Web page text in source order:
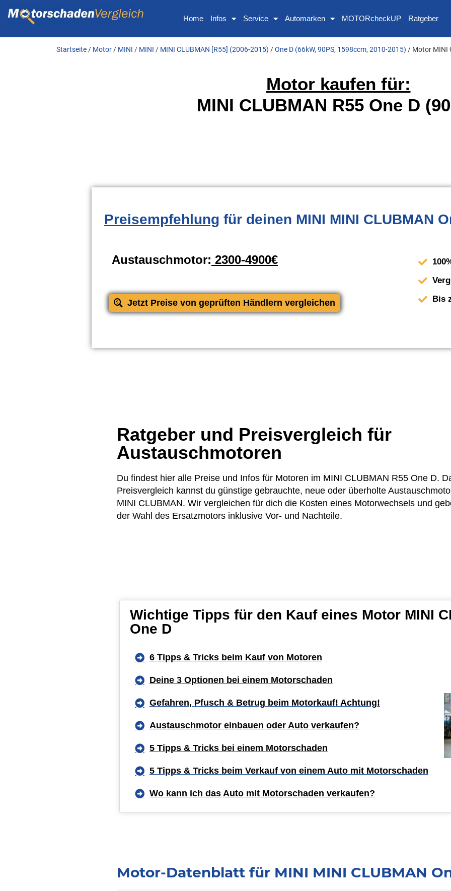
Home Infos Service Automarken MOTORcheckUP Ratgeber
Startseite / Motor / MINI / MINI / MINI CLUBMAN [R55] (2006-2015) /One D (66kW, 90PS, 1598ccm, 2010-2015) / Motor MINI
Motor kaufen für:
MINI CLUBMAN R55 One D
Preisempfehlung für deinen MINI MINI CLUBMAN
Austauschmotor: 2300-4900€
Jetzt Preise von geprüften Händlern vergleichen
Bis
Ratgeber und Preisvergleich für
Austauschmotoren
Du findest hier alle Preise und Infos für Motoren im MINI CLUBMAN R55 One D.
Preisvergleich kannst du günstige gebrauchte, neue oder überholte
MINI CLUBMAN. Wir vergleichen für dich die Kosten eines Motorwechsels und
der Wahl des Ersatzmotors inklusive Vor- und Nachteile.
Wichtige Tipps für den Kauf eines Motor MINI
One D
6 Tipps & Tricks beim Kauf von Motoren
Deine 3 Optionen bei einem Motorschaden
Gefahren, Pfusch & Betrug beim Motorkauf! Achtung!
Austauschmotor einbauen oder Auto verkaufen?
5 Tipps & Tricks bei einem Motorschaden
5 Tipps & Tricks beim Verkauf von einem Auto mit Motorschaden
Wo kann ich das Auto mit Motorschaden verkaufen?
Motor-Datenblatt für MINI MINI CLUBMAN